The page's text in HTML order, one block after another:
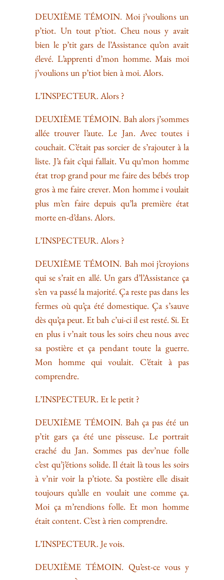
DEUXIÈME TÉMOIN. Moi j’voulions un
p’tiot. Un tout p’tiot. Cheu nous y avait
bien le p’tit gars de l’Assistance qu’on avait
élevé. L’apprenti d’mon homme. Mais moi
j’voulions un p’tiot bien à moi. Alors.
L’INSPECTEUR. Alors ?
DEUXIÈME TÉMOIN. Bah alors j’sommes
allée trouver l’aute. Le Jan. Avec toutes i
couchait. C’était pas sorcier de s’rajouter à la
liste. J’a fait c’qui fallait. Vu qu’mon homme
état trop grand pour me faire des bébés trop
gros à me faire crever. Mon homme i voulait
plus m’en faire depuis qu’la première état
morte en-d’dans. Alors.
L’INSPECTEUR. Alors ?
DEUXIÈME TÉMOIN. Bah moi j’croyions
qui se s’rait en allé. Un gars d’l’Assistance ça
s’en va passé la majorité. Ça reste pas dans les
fermes où qu’ça été domestique. Ça s’sauve
dès qu’ça peut. Et bah c’ui-ci il est resté. Si. Et
en plus i v’nait tous les soirs cheu nous avec
sa postière et ça pendant toute la guerre.
Mon homme qui voulait. C’était à pas
comprendre.
L’INSPECTEUR. Et le petit ?
DEUXIÈME TÉMOIN. Bah ça pas été un
p’tit gars ça été une pisseuse. Le portrait
craché du Jan. Sommes pas dev’nue folle
c’est qu’j’étions solide. Il était là tous les soirs
à v’nir voir la p’tiote. Sa postière elle disait
toujours qu’alle en voulait une comme ça.
Moi ça m’rendions folle. Et mon homme
était content. C’est à rien comprendre.
L’INSPECTEUR. Je vois.
DEUXIÈME TÉMOIN. Qu’est-ce vous y